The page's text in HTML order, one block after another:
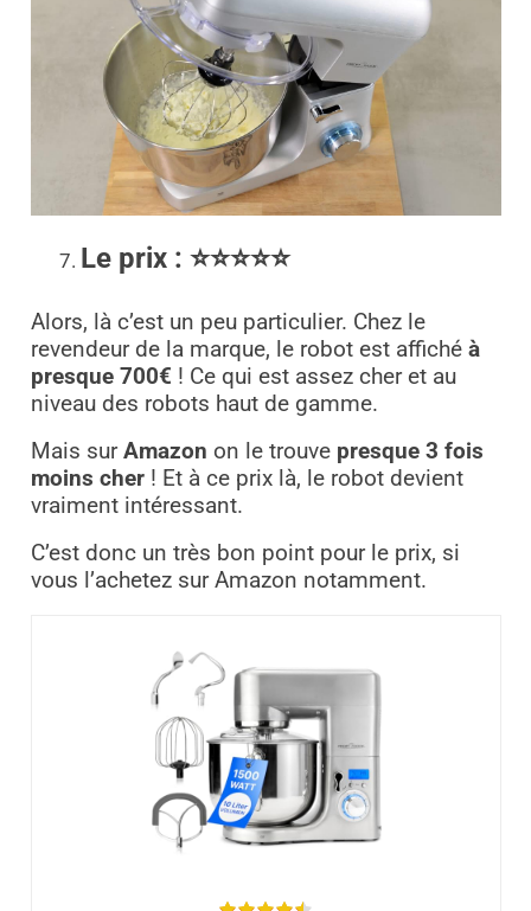
Le prix : ⭐⭐⭐⭐⭐
Alors, là c’est un peu particulier. Chez le
revendeur de la marque, le robot est affichéà
presque 700€ ! Ce qui est assez cher et au
niveau des robots haut de gamme.
Mais surAmazon on le trouve presque 3 fois
moins cher! Et à ce prix là, le robot devient
vraiment intéressant.
C’est donc un très bon point pour le prix, si
vous l’achetez sur Amazon notamment.